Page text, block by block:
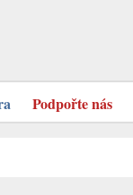
Podpořte nás